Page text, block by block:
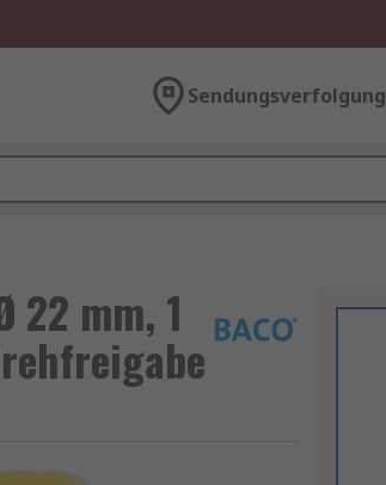
Sendungsverfolgung
22 mm, 1